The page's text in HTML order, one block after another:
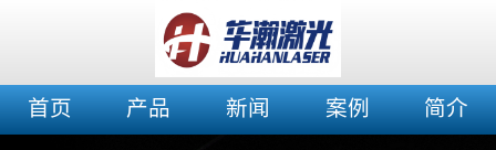
首页 产品 新闻 案例 简介